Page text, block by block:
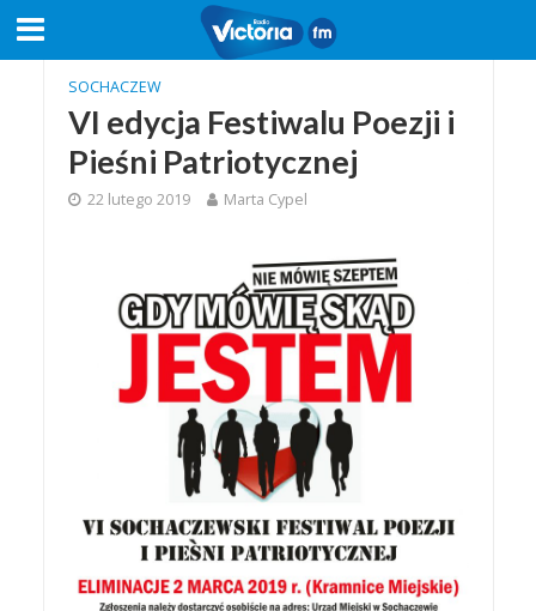
SOCHACZEW
VI edycja Festiwalu Poezji i
Pieśni Patriotycznej
22 lutego 2019 Marta Cypel